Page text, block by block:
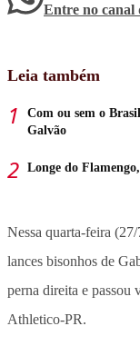
Entre no canal
Leia também
Com ou sem o
Galvão
Longe do
Nessa quarta-feira
lances bisonhos de
perna direita e passou
Athletico-PR.